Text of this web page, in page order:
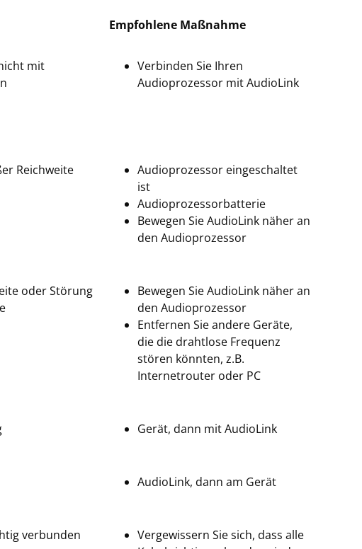
Empfohlene Maßnahme
mit
Verbinden Sie Ihren
Audioprozessor mit AudioLink
Reichweite
Audioprozessor eingeschaltet
ist
Audioprozessorbatterie
Bewegen Sie AudioLink näher an
den Audioprozessor
oder Störung
Bewegen Sie AudioLink näher an
den Audioprozessor
Entfernen Sie andere Geräte,
die die drahtlose Frequenz
stören könnten, z.B.
Internetrouter oder PC
Gerät, dann mit AudioLink
AudioLink, dann am Gerät
verbunden
Vergewissern Sie sich, dass alle